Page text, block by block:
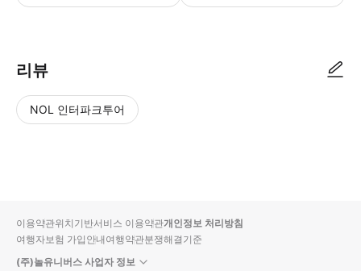
리뷰
NOL 인터파크투어
입니
다.
순
상
이용약관위치기반서비스 이용약관개인정보 처리방침
여행자보험 가입안내여행약관분쟁해결기준
(주)놀유니버스 사업자 정보